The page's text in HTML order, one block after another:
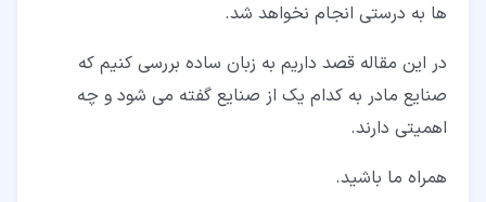
۶‏- نیاز ها و وابستگی های صنایع مادر
ها به درستی انجام نخواهد شد.
در این مقاله قصد داریم به زبان ساده بررسی کنیم که
صنایع مادر به کدام یک از صنایع گفته می شود و چه
اهمیتی دارند.
همراه ما باشید.